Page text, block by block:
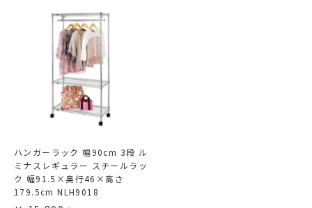
ハンガーラック 幅90cm 3段 ル
ミナスレギュラー スチールラッ
ク 幅91.5×奥行46×高さ
179.5cm NLH9018